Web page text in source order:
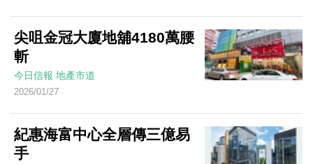
尖咀金冠大廈地舖4180萬腰
斬
今日信報 地產市道
2026/01/27
紀惠海富中心全層傳三億易
手